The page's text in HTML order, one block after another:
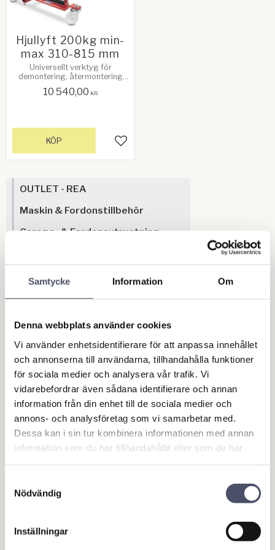
Samtycke Information Om
Denna webbplats använder cookies
Vi använder enhetsidentifierare för att anpassa innehållet
och annonserna till användarna, tillhandahålla funktioner
för sociala medier och analysera vår trafik. Vi
vidarebefordrar även sådana identifierare och annan
information från din enhet till de sociala medier och
annons- och analysföretag som vi samarbetar med.
Dessa kan i sin tur kombinera informationen med annan
information som du har tillhandahållit eller som de har
Nödvändig
Inställningar
Hjullyft 200kg min-
max 310-815 mm
Universellt verktyg för
demontering, återmontering
fordonshjul.
10 540,00 KR
Lägg till i favoriter
KÖP
OUTLET - REA
Maskin & Fordonstillbehör
Garage- & Fordonsutrustning
Tvätthallsutrustning
Bränsle & AdBlueutrustning
Lasta & Dra
Domkrafter & Pallbockar
Handdomkrafter
Domkrafter
Tillbehör Domkrafter
Pallbockar
Hjullyft
Oljeverktyg
Olje- & smörjhantering
Oljeutrustning
Avgasutsug
Hjul & Däck
Släpvagn & Trailer